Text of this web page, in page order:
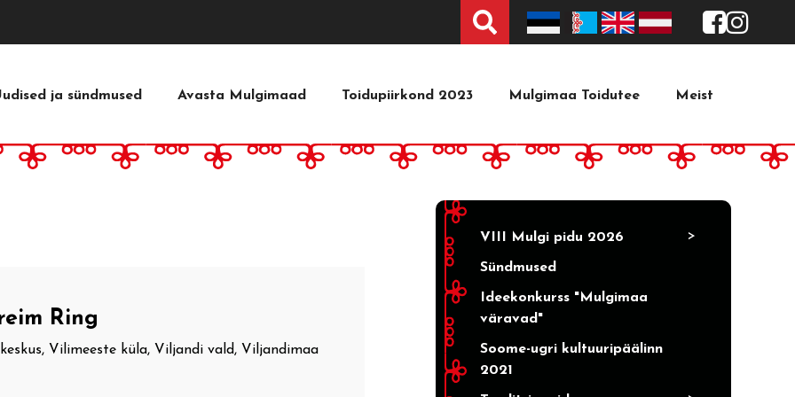
Tekstist
ja sündmused Avasta Mulgimaad Toidupiirkond 2023 Mulgimaa Toidutee Meist
Ring
Vilimeeste küla, Viljandi vald, Viljandimaa
VIII Mulgi pidu 2026 >
Sündmused
Ideekonkurss "Mulgimaa
väravad"
Soome-ugri kultuuripäälinn
2021